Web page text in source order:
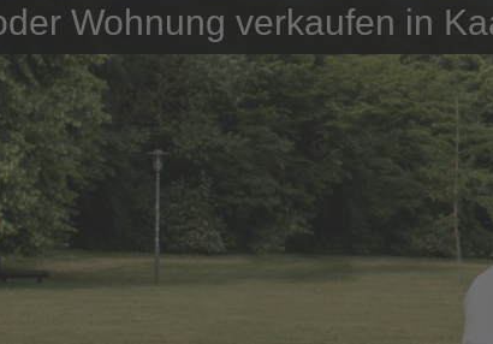
Wohnung verkaufen in